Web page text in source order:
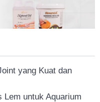
yang Kuat dan
Lem untuk Aquarium